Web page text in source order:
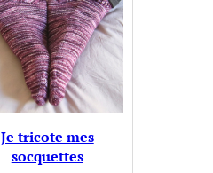
Je tricote mes
socquettes